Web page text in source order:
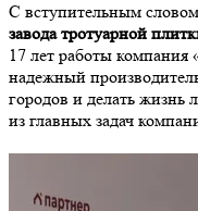
С вступительным
завода тротуарной
17 лет работы компания
надежный
городов и делать
из главных задач